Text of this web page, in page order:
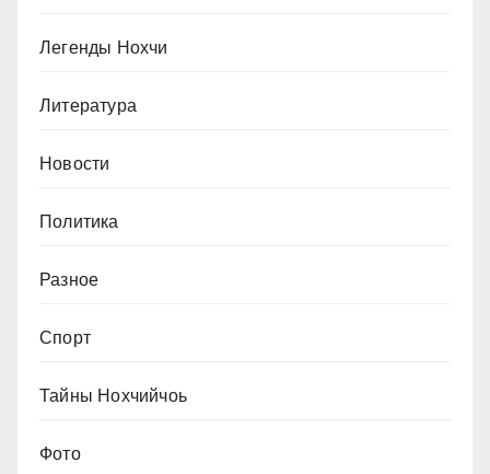
Легенды Нохчи
Литература
Новости
Политика
Разное
Спорт
Тайны Нохчийчоь
Фото